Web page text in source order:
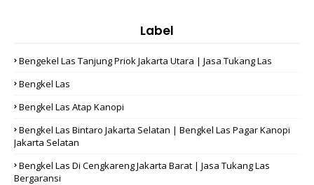
Label
Bengekel Las Tanjung Priok Jakarta Utara | Jasa Tukang Las
Bengkel Las
Bengkel Las Atap Kanopi
Bengkel Las Bintaro Jakarta Selatan | Bengkel Las Pagar Kanopi
Jakarta Selatan
Bengkel Las Di Cengkareng Jakarta Barat | Jasa Tukang Las
Bergaransi